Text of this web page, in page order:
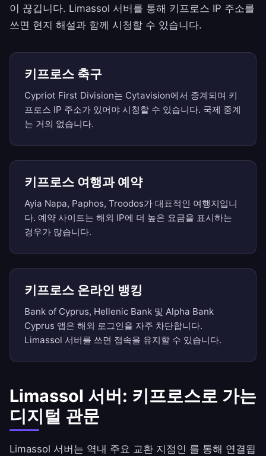
이 끊깁니다. Limassol 서버를 통해 키프로스 IP 주소를
쓰면 현지 해설과 함께 시청할 수 있습니다.
키프로스 축구
Cypriot First Division는 Cytavision에서 중계되며 키
프로스 IP 주소가 있어야 시청할 수 있습니다. 국제 중계
는 거의 없습니다.
키프로스 여행과 예약
Ayia Napa, Paphos, Troodos가 대표적인 여행지입니
다. 예약 사이트는 해외 IP에 더 높은 요금을 표시하는
경우가 많습니다.
키프로스 온라인 뱅킹
Bank of Cyprus, Hellenic Bank 및 Alpha Bank
Cyprus 앱은 해외 로그인을 자주 차단합니다.
Limassol 서버를 쓰면 접속을 유지할 수 있습니다.
Limassol 서버: 키프로스로 가는
디지털 관문
Limassol 서버는 역내 주요 교환 지점인 를 통해 연결됩